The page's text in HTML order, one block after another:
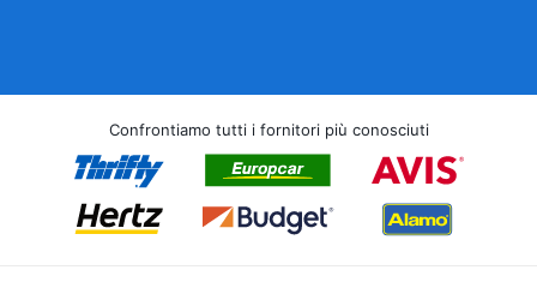
Confrontiamo tutti i fornitori più conosciuti